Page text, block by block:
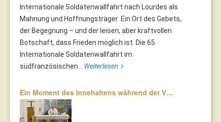
Internationale Soldatenwallfahrt nach Lourdes als
Mahnung und Hoffnungsträger Ein Ort des Gebets,
der Begegnung – und der leisen, aber kraftvollen
Botschaft, dass Frieden möglich ist. Die 65.
Internationale Soldatenwallfahrt im
südfranzösischen... Weiterlesen
Ein Moment des Innehaltens während der V…